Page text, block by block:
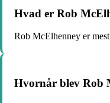
Hvad er Rob
Rob McElhenney er
Hvornår blev Rob